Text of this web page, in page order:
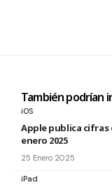
También podrían
iOS
Apple publica cifras
enero 2025
25 Enero 2025
iPad